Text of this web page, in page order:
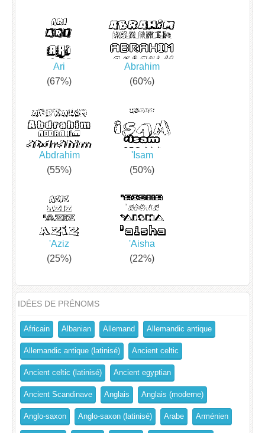
Ari
(67%)
Abrahim
(60%)
Abdrahim
(55%)
'Isam
(50%)
'Aziz
(25%)
'Aisha
(22%)
IDÉES DE PRÉNOMS
Africain Albanian Allemand Allemandic antique
Allemandic antique (latinisé) Ancient celtic
Ancient celtic (latinisé) Ancient egyptian
Ancient Scandinave Anglais Anglais (moderne)
Anglo-saxon Anglo-saxon (latinisé) Arabe Arménien